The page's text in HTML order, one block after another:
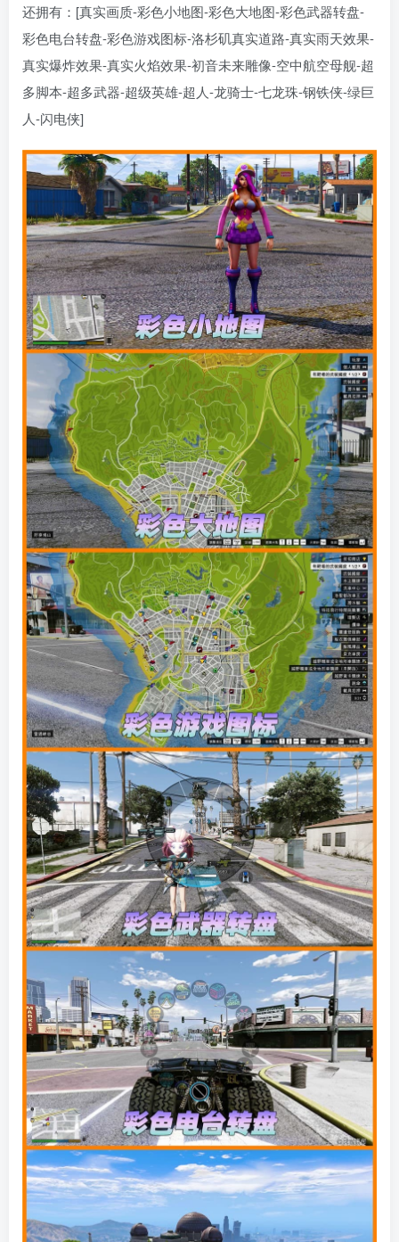
还拥有：[真实画质-彩色小地图-彩色大地图-彩色武器转盘-
彩色电台转盘-彩色游戏图标-洛杉矶真实道路-真实雨天效果-
真实爆炸效果-真实火焰效果-初音未来雕像-空中航空母舰-超
多脚本-超多武器-超级英雄-超人-龙骑士-七龙珠-钢铁侠-绿巨
人-闪电侠]